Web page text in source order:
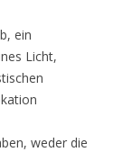
ein
Licht,
weder die